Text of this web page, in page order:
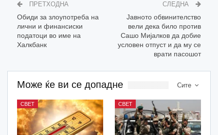
ПРЕТХОДНА
Обиди за злоупотреба на
лични и финансиски
податоци во име на
Халкбанк
СЛЕДНА
Јавното обвинителство
вели дека било против
Сашо Мијалков да добие
условен отпуст и да му се
врати пасошот
Сите
Може ќе ви се допадне
СВЕТ СВЕТ